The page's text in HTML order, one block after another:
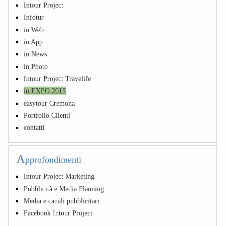
Intour Project
Infotur
in Web
in App
in News
in Photo
Intour Project Travelife
in EXPO 2015
easytour Cremona
Portfolio Clienti
contatti
Approfondimenti
Intour Project Marketing
Pubblicità e Media Planning
Media e canali pubblicitari
Facebook Intour Project